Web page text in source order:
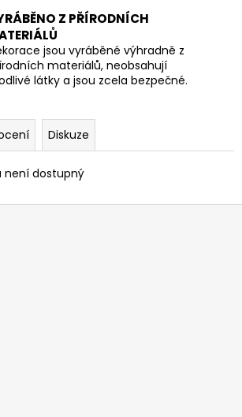
Z PŘÍRODNÍCH
jsou vyráběné výhradně z
materiálů, neobsahují
látky a jsou zcela bezpečné.
Diskuze
není dostupný